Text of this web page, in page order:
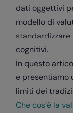
dati oggettivi
modello di
standardizzare
cognitivi.
In questo
e presentiamo
limiti dei
Che cos’è la